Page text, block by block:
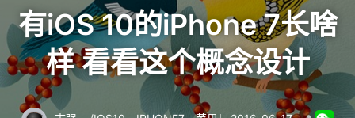
有iOS 10的iPhone 7长啥
样 看看这个概念设计